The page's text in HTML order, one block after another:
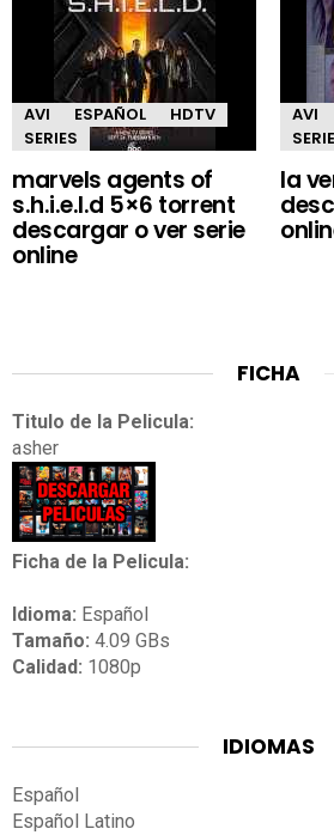
AVI ESPAÑOL
HDTV
SERIES
marvels agents of
s.h.i.e.l.d 5×6 torrent
descargar o ver serie
online
AVI
la
FICHA
Titulo de la Pelicula:
asher
Ficha de la Pelicula:
Idioma: Español
Tamaño: 4.09 GBs
Calidad: 1080p
IDIOMAS
Español
Español Latino